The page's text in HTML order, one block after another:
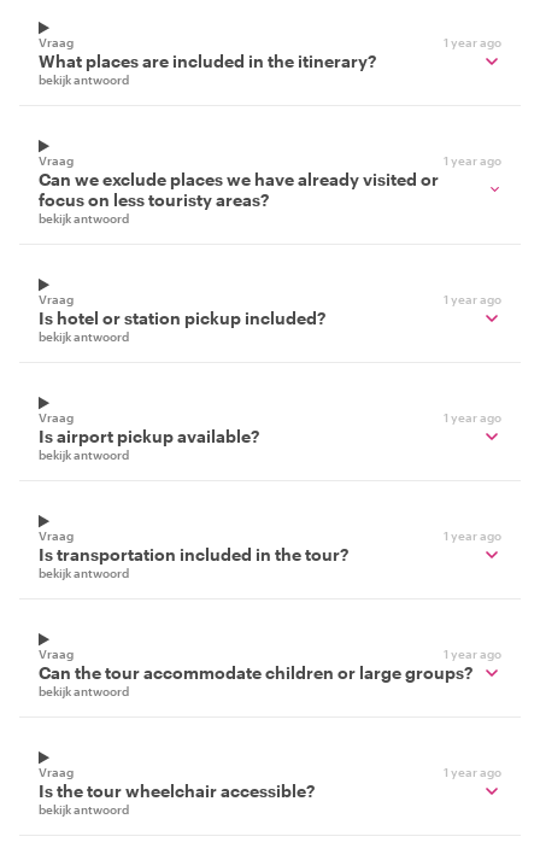
Vraag 1 year ago
What places are included in the itinerary?
bekijk antwoord
Vraag 1 year ago
Can we exclude places we have already visited or
focus on less touristy areas?
bekijk antwoord
Vraag 1 year ago
Is hotel or station pickup included?
bekijk antwoord
Vraag 1 year ago
Is airport pickup available?
bekijk antwoord
Vraag 1 year ago
Is transportation included in the tour?
bekijk antwoord
Vraag 1 year ago
Can the tour accommodate children or large groups?
bekijk antwoord
Vraag 1 year ago
Is the tour wheelchair accessible?
bekijk antwoord